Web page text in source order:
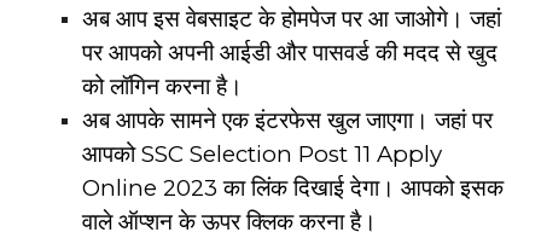
अब आप इस वेबसाइट के होमपेज पर आ जाओगे। जहां
पर आपको अपनी आईडी और पासवर्ड की मदद से खुद
को लॉगिन करना है।
अब आपके सामने एक इंटरफेस खुल जाएगा। जहां पर
आपको SSC Selection Post 11 Apply
Online 2023 का लिंक दिखाई देगा। आपको इसक
वाले ऑप्शन के ऊपर क्लिक करना है।